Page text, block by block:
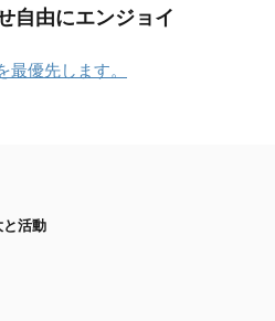
自由にエンジョイ
優先します。
活動